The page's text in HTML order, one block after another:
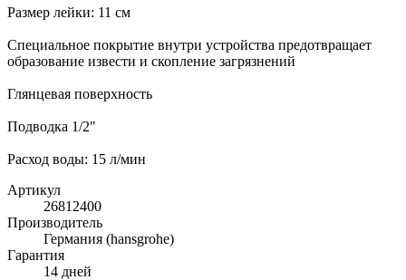
Размер лейки: 11 см
Специальное покрытие внутри устройства предотвращает
образование извести и скопление загрязнений
Глянцевая поверхность
Подводка 1/2"
Расход воды: 15 л/мин
Артикул
26812400
Производитель
Германия (hansgrohe)
Гарантия
14 дней